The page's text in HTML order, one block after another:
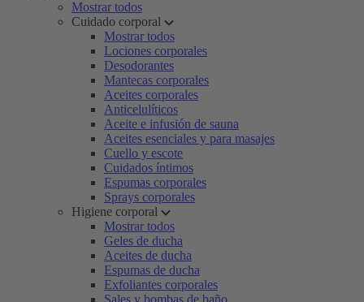
Mostrar todos
Cuidado corporal
Mostrar todos
Lociones corporales
Desodorantes
Mantecas corporales
Aceites corporales
Anticelulíticos
Aceite e infusión de sauna
Aceites esenciales y para masajes
Cuello y escote
Cuidados íntimos
Espumas corporales
Sprays corporales
Higiene corporal
Mostrar todos
Geles de ducha
Aceites de ducha
Espumas de ducha
Exfoliantes corporales
Sales y bombas de baño